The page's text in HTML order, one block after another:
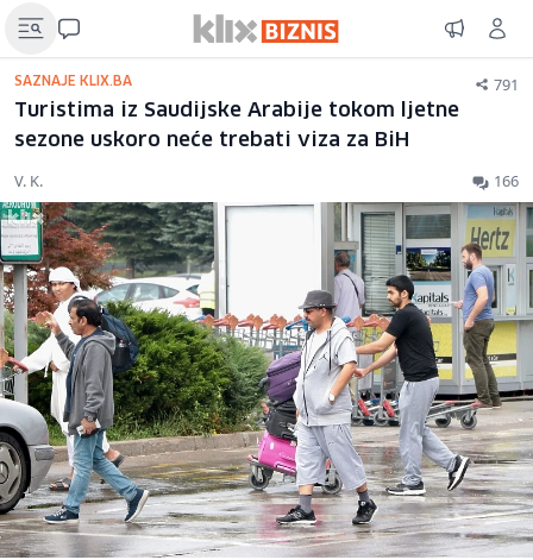
SAZNAJE KLIX.BA 791
Turistima iz Saudijske Arabije tokom ljetne
sezone uskoro neće trebati viza za BiH
V. K. 166